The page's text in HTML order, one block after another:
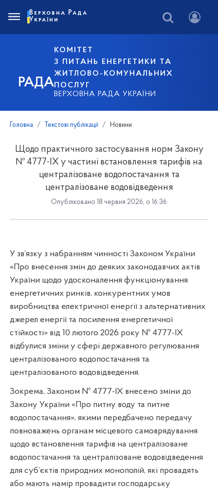
РАДА
КОМІТЕТ
З ПИТАНЬ ЕНЕРГЕТИКИ ТА
ЖИТЛОВО-КОМУНАЛЬНИХ
ПОСЛУГ
ВЕРХОВНА РАДА УКРАЇНИ
Верховна Рада
України
Головна Текстові публікації Новини
Щодо практичного застосування норм Закону
№ 4777-IX у частині встановлення тарифів на
централізоване водопостачання та
централізоване водовідведення
Опубліковано 18 червня 2026, о 16:36
У зв’язку з набранням чинності Законом України
«Про внесення змін до деяких законодавчих актів
України щодо удосконалення функціонування
енергетичних ринків, конкурентних умов
виробництва електричної енергії з альтернативних
джерел енергії та посилення енергетичної
стійкості» від 10 лютого 2026 року № 4777-IX
відбулися зміни у сфері державного регулювання
централізованого водопостачання та
централізованого водовідведення.
Зокрема, Законом № 4777-IX внесено зміни до
Закону України «Про питну воду та питне
водопостачання», якими передбачено передачу
повноважень органам місцевого самоврядування
щодо встановлення тарифів на централізоване
водопостачання та централізоване водовідведення
для суб’єктів природних монополій, які провадять
або мають намір провадити господарську